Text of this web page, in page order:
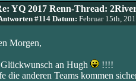
YQ 2017 Renn-Thread:
#114 Datum: Februar 15th,
Morgen,
an Hugh
!!!!
die anderen Teams kommen